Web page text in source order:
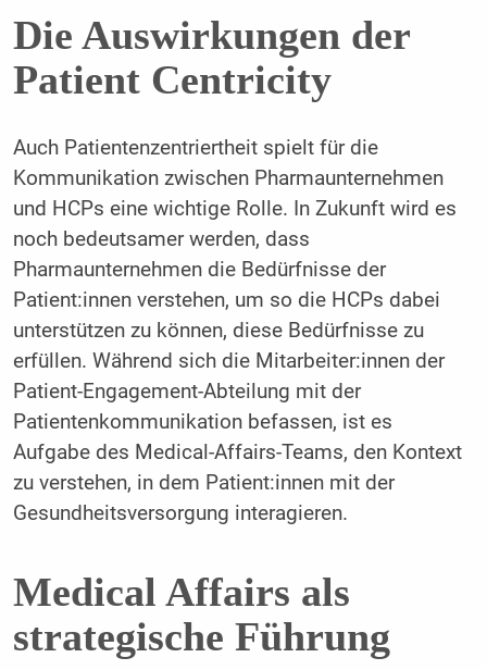
Die Auswirkungen der
Patient Centricity
Auch Patientenzentriertheit spielt für die
Kommunikation zwischen Pharmaunternehmen
und HCPs eine wichtige Rolle. In Zukunft wird es
noch bedeutsamer werden, dass
Pharmaunternehmen die Bedürfnisse der
Patient:innen verstehen, um so die HCPs dabei
unterstützen zu können, diese Bedürfnisse zu
erfüllen. Während sich die Mitarbeiter:innen der
Patient-Engagement-Abteilung mit der
Patientenkommunikation befassen, ist es
Aufgabe des Medical-Affairs-Teams, den Kontext
zu verstehen, in dem Patient:innen mit der
Gesundheitsversorgung interagieren.
Medical Affairs als
strategische Führung